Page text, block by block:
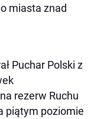
miasta znad
Puchar Polski z
rezerw Ruchu
piątym poziomie